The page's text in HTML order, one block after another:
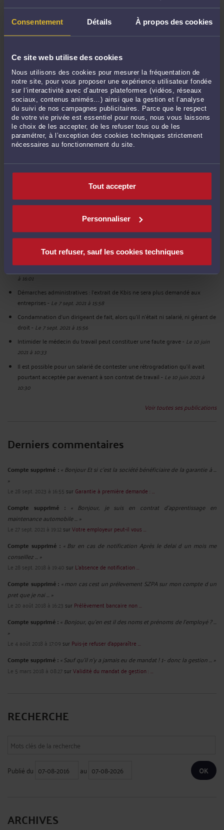
Consentement Détails À propos des cookies
Ce site web utilise des cookies
Nous utilisons des cookies pour mesurer la fréquentation de
notre site, pour vous proposer une expérience utilisateur fondée
sur l’interactivité avec d’autres plateformes (vidéos, réseaux
sociaux, contenus animés…) ainsi que la gestion et l’analyse
du suivi de nos campagnes publicitaires. Parce que le respect
de votre vie privée est essentiel pour nous, nous vous laissons
le choix de les accepter, de les refuser tous ou de les
paramétrer, à l’exception des cookies techniques strictement
nécessaires au fonctionnement du site.
Tout accepter
Personnaliser
Tout refuser, sauf les cookies techniques
CONTACTER ME BARANDE
PRENDRE RDV EN CABINET
POSER UNE QUESTION ÉCRITE
DERNIÈRES PUBLICATIONS
L'Importance du contradictoire dans la révocation d'un président de SAS.-
Le 6 déc. 2023 à 11:53
Refus de remboursement d'un compte courant d'associé
16:10
Avis du médecin du travail et délai de recours
-
d’exclusivité ou pénale ne pourra pas s’appliquer.-Le 7 sept. 2021 à 16:05
La responsabilité de l’ancien gérant d’une SCI-Le 7 sept. 2021 à 16:03
Vidéosurveillance, mode de preuve et licenciement injustifié-Le 7 sept. 2021
à 16:01
Démarches administratives : l’extrait de Kbis ne sera plus demandé aux
entreprises- Le 7 sept. 2021 à 15:58
Condamnation d’un dirigeant de fait, alors qu’il n’était ni salarié, ni gérant de
droit- Le 7 sept. 2021 à 15:56
Intimider le médecin du travail peut constituer une faute grave- Le 10 juin
2021 à 10:33
Il est possible pour un salarié de contester une rétrogradation qu’il avait
pourtant acceptée par avenant à son contrat de travail- Le 10 juin 2021 à
10:30
Voir toutes ses publications
Derniers commentaires
Compte supprimé :« Bonjour Et si c'est la société bénéficiaire de la garantie à ...
»
Le 28 sept. 2023 à 16:55 sur Garantie à première demande : ...
Compte supprimé : « Bonjour, je suis en contrat d'apprentissage en
maintenance automobile ... »
Le 27 sept. 2021 à 19:12surVotre employeur peut-il vous ...
Compte supprimé : « Bsr en cas de notification Après le delai d un mois me
conseillez ... »
Le 28 sept. 2018 à 19:40 sur L’absence de notification ...
Compte supprimé : « mon cas cest un prélevement SZPA sur mon compte d un
pret que je nai ... »
Le 20 août 2018 à 16:23 sur Prélèvement bancaire non ...
Compte supprimé :« Bonjour, qu'en est il des noms et prénoms de l'employé ? ...
»
Le 4 août 2018 à 17:09 sur Puis-je refuser d’apparaître ...
Compte supprimé :« Sauf qu'il n'y a jamais eu de mandat ! 1- donc la gestion ... »
Le 5 mars 2018 à 08:27surValidité du mandat de gestion : ...
RECHERCHE
Publié du au
ARCHIVES